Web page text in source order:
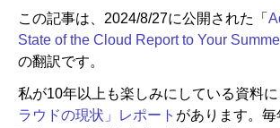
教育
ニュースルーム
この記事は、2024/8/27に公開された「
State of the Cloud Report to Your
の翻訳です。
私が10年以上も楽しみにしている資料に
ラウドの現状」レポート があります。